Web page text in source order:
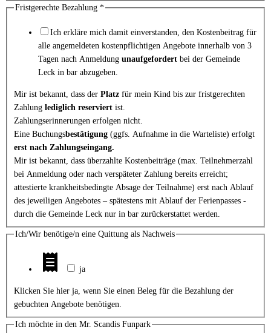
Fristgerechte Bezahlung *
Ich erkläre mich damit einverstanden, den Kostenbeitrag für
alle angemeldeten kostenpflichtigen Angebote innerhalb von 3
Tagen nach Anmeldung unaufgefordertbei der Gemeinde
Leck in bar abzugeben.
Mir ist bekannt, dass der Platzfür mein Kind bis zur fristgerechten
Zahlung lediglich reserviert ist.
Zahlungserinnerungen erfolgen nicht.
Eine Buchungsbestätigung(ggfs. Aufnahme in die Warteliste) erfolgt
erst nach Zahlungseingang.
Mir ist bekannt, dass überzahlte Kostenbeiträge (max. Teilnehmerzahl
bei Anmeldung oder nach verspäteter Zahlung bereits erreicht;
attestierte krankheitsbedingte Absage der Teilnahme) erst nach Ablauf
des jeweiligen Angebotes – spätestens mit Ablauf der Ferienpasses -
durch die Gemeinde Leck nur in bar zurückerstattet werden.
Ich/Wir benötige/n eine Quittung als Nachweis
ja
Klicken Sie hier ja, wenn Sie einen Beleg für die Bezahlung der
gebuchten Angebote benötigen.
Ich möchte in den Mr. Scandis Funpark